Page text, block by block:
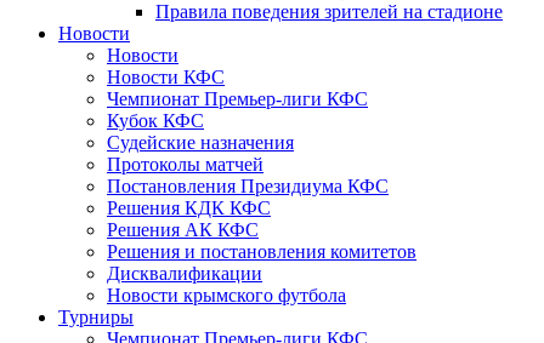
Правила поведения зрителей на стадионе
Новости
Новости
Новости КФС
Чемпионат Премьер-лиги КФС
Кубок КФС
Судейские назначения
Протоколы матчей
Постановления Президиума КФС
Решения КДК КФС
Решения АК КФС
Решения и постановления комитетов
Дисквалификации
Новости крымского футбола
Турниры
Чемпионат Премьер-лиги КФС